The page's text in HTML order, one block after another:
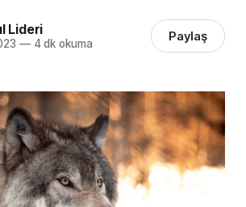
Lideri
—4 dk okuma Paylaş